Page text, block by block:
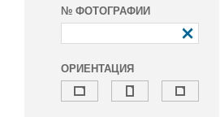
№ ФОТОГРАФИИ
ОРИЕНТАЦИЯ